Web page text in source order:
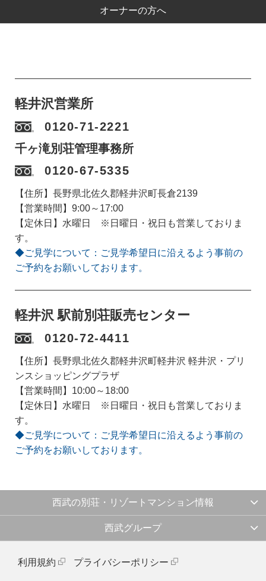
オーナーの方へ
軽井沢営業所
0120-71-2221
千ヶ滝別荘管理事務所
0120-67-5335
【住所】長野県北佐久郡軽井沢町長倉2139
【営業時間】9:00～17:00
【定休日】水曜日 ※日曜日・祝日も営業しておりま
す。
◆ご見学について：ご見学希望日に沿えるよう事前の
ご予約をお願いしております。
軽井沢 駅前別荘販売センター
0120-72-4411
【住所】長野県北佐久郡軽井沢町軽井沢 軽井沢・プリ
ンスショッピングプラザ
【営業時間】10:00～18:00
【定休日】水曜日 ※日曜日・祝日も営業しておりま
す。
◆ご見学について：ご見学希望日に沿えるよう事前の
ご予約をお願いしております。
西武の別荘・リゾートマンション情報
西武グループ
利用規約 プライバシーポリシー